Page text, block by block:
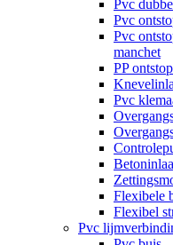
Pvc
Pvc
Pvc
manchet
PP
Pvc
Flexibele
Flexibel
Pvc